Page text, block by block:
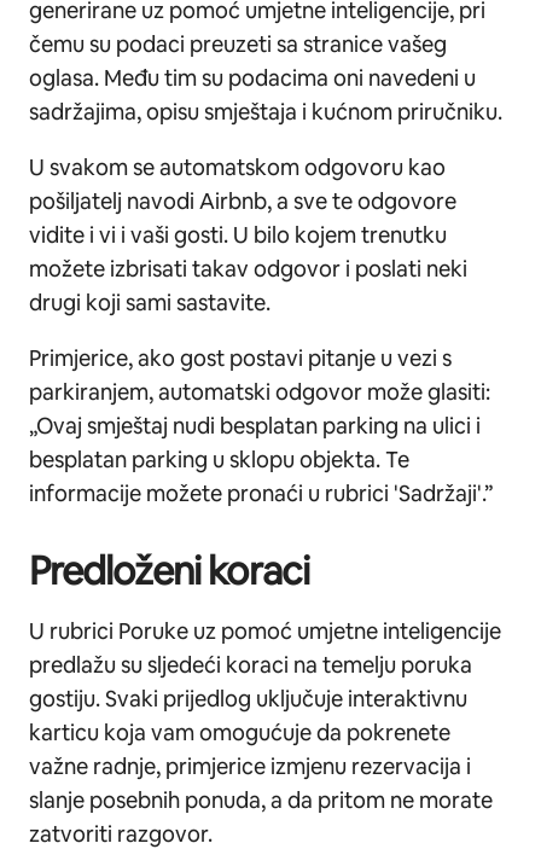
generirane uz pomoć umjetne inteligencije, pri
čemu su podaci preuzeti sa stranice vašeg
oglasa. Među tim su podacima oni navedeni u
sadržajima, opisu smještaja i kućnom priručniku.
U svakom se automatskom odgovoru kao
pošiljatelj navodi Airbnb, a sve te odgovore
vidite i vi i vaši gosti. U bilo kojem trenutku
možete izbrisati takav odgovor i poslati neki
drugi koji sami sastavite.
Primjerice, ako gost postavi pitanje u vezi s
parkiranjem, automatski odgovor može glasiti:
„Ovaj smještaj nudi besplatan parking na ulici i
besplatan parking u sklopu objekta. Te
informacije možete pronaći u rubrici 'Sadržaji'.”
Predloženi koraci
U rubrici Poruke uz pomoć umjetne inteligencije
predlažu su sljedeći koraci na temelju poruka
gostiju. Svaki prijedlog uključuje interaktivnu
karticu koja vam omogućuje da pokrenete
važne radnje, primjerice izmjenu rezervacija i
slanje posebnih ponuda, a da pritom ne morate
zatvoriti razgovor.